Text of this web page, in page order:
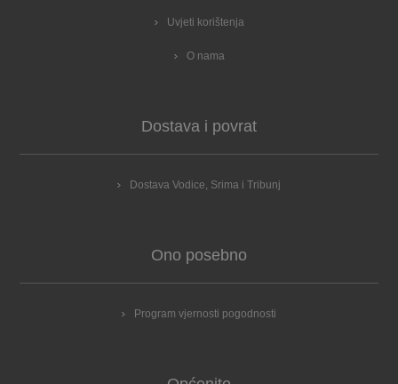
Uvjeti korištenja
O nama
Dostava i povrat
Dostava Vodice, Srima i Tribunj
Ono posebno
Program vjernosti pogodnosti